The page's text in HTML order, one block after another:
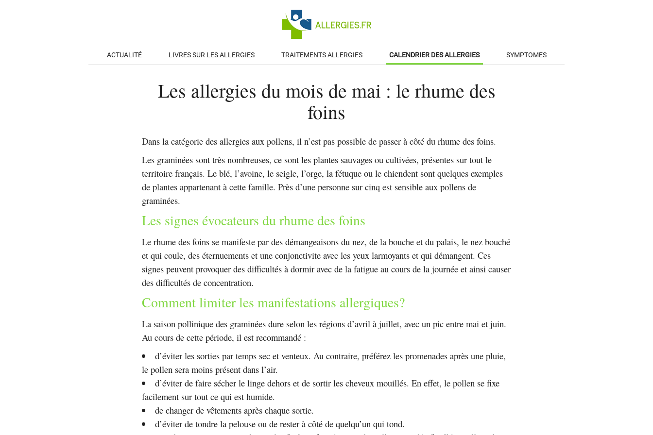
ACTUALITÉ LIVRES SUR LES ALLERGIES TRAITEMENTS ALLERGIES CALENDRIER DES ALLERGIES SYMPTOMES
Les allergies du mois de mai : le rhume des
foins
Dans la catégorie des allergies aux pollens, il n’est pas possible de passer à côté du rhume des foins.
Les graminées sont très nombreuses, ce sont les plantes sauvages ou cultivées, présentes sur tout le
territoire français. Le blé, l’avoine, le seigle, l’orge, la fétuque ou le chiendent sont quelques exemples
de plantes appartenant à cette famille. Près d’une personne sur cinq est sensible aux pollens de
graminées.
Les signes évocateurs du rhume des foins
Le rhume des foins se manifeste par des démangeaisons du nez, de la bouche et du palais, le nez bouché
et qui coule, des éternuements et une conjonctivite avec les yeux larmoyants et qui démangent. Ces
signes peuvent provoquer des difficultés à dormir avec de la fatigue au cours de la journée et ainsi causer
des difficultés de concentration.
Comment limiter les manifestations allergiques?
La saison pollinique des graminées dure selon les régions d’avril à juillet, avec un pic entre mai et juin.
Au cours de cette période, il est recommandé :
d’éviter les sorties par temps sec et venteux. Au contraire, préférez les promenades après une pluie,
le pollen sera moins présent dans l’air.
d’éviter de faire sécher le linge dehors et de sortir les cheveux mouillés. En effet, le pollen se fixe
facilement sur tout ce qui est humide.
de changer de vêtements après chaque sortie.
d’éviter de tondre la pelouse ou de rester à côté de quelqu’un qui tond.